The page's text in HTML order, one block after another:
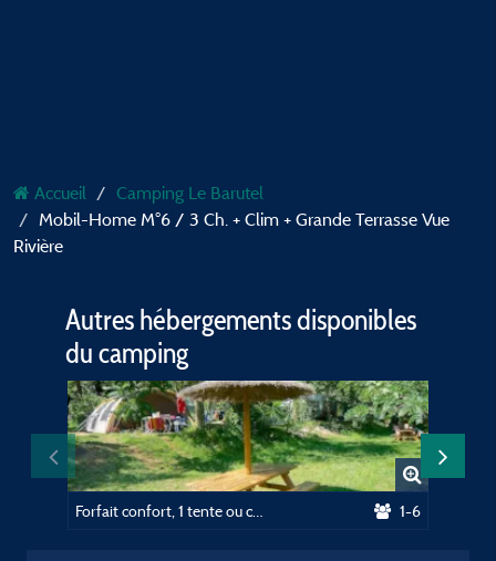
Accueil
Camping Le Barutel
Mobil-Home M°6 / 3 Ch. + Clim + Grande Terrasse Vue
Rivière
Autres hébergements disponibles
du camping
1-6